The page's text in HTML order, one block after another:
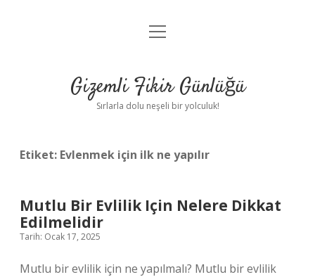
Anasayfa
Yasal Uyarı
menüyü
Gizemli Fikir Günlüğü
Sırlarla dolu neşeli bir yolculuk!
Etiket: Evlenmek için ilk ne yapılır
Mutlu Bir Evlilik Için Nelere Dikkat
Edilmelidir
Tarih: Ocak 17, 2025
Mutlu bir evlilik için ne yapılmalı? Mutlu bir evlilik